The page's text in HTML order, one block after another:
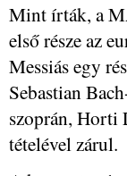
Mint írták, a
első része az
Messiás egy
Sebastian
szoprán, Horti
tételével zárul.